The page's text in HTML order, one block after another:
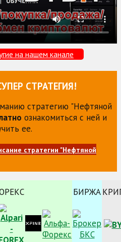
на нашем канале
СТРАТЕГИЯ!
стратегию "Нефтяной
ознакомиться с ней и
ее.
стратегии "Нефтяной
БИРЖА